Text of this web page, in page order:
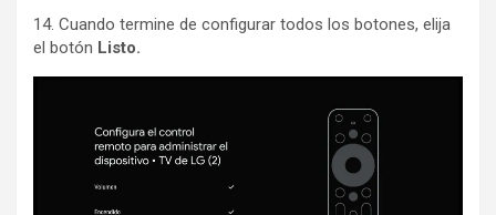
14. Cuando termine de configurar todos los botones, elija
el botón Listo.